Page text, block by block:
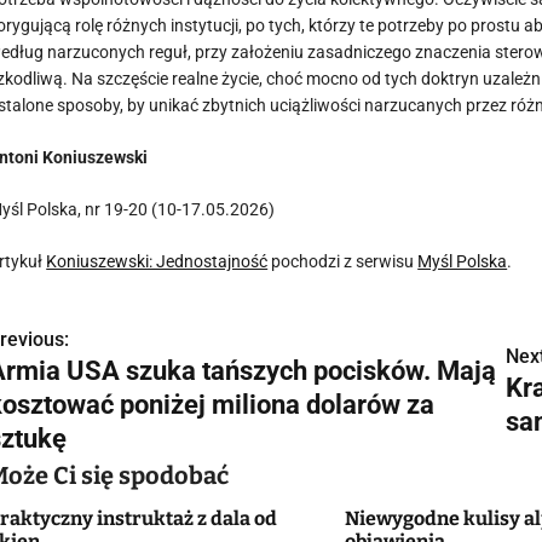
rolę różnych instytucji, po tych, którzy te potrzeby po prostu
narzuconych reguł, przy założeniu zasadniczego znaczenia
Na szczęście realne życie, choć mocno od tych doktryn
sposoby, by unikać zbytnich uciążliwości narzucanych przez
Koniuszewski
Polska, nr 19-20 (10-17.05.2026)
Koniuszewski: Jednostajność pochodzi z serwisu Myśl Polska.
USA szuka tańszych pocisków. Mają
poniżej miliona dolarów za
Ci się spodobać
instruktaż z dala od
Niewygodne kulisy